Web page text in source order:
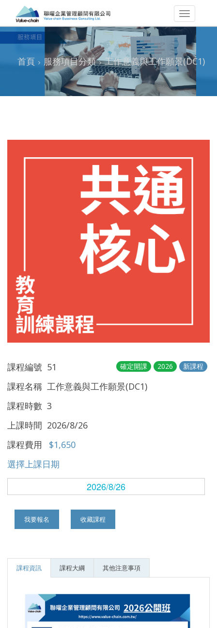
首頁 服務項目分類 工作意義與工作願景(DC1)
課程編號 51
課程名稱 工作意義與工作願景(DC1)
課程時數 3
上課時間 2026/8/26
課程費用
$1,650
新課程
2026
確定開課
選擇上課日期
2026/8/26
我要報名 收藏課程
課程資訊 課程大綱 其他注意事項